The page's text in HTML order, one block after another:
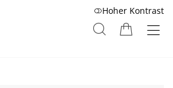
Hoher Kontrast